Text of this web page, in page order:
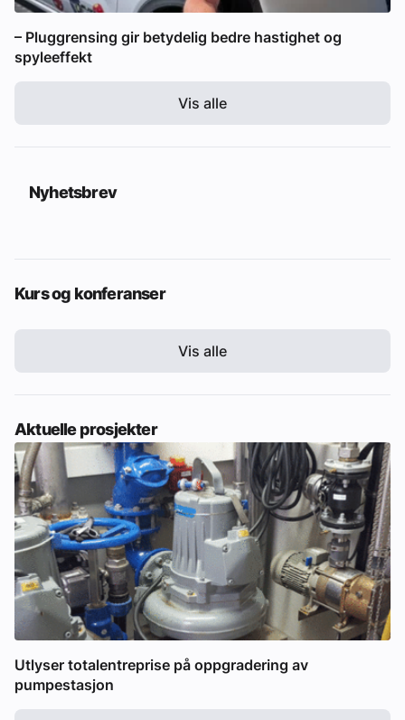
– Pluggrensing gir betydelig bedre hastighet og
spyleeffekt
Vis alle
Nyhetsbrev
Kurs og konferanser
Vis alle
Aktuelle prosjekter
Utlyser totalentreprise på oppgradering av
pumpestasjon